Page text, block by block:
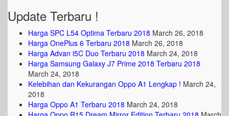
Update Terbaru !
Harga SPC L54 Optima Terbaru 2018 March 26, 2018
Harga OnePlus 6 Terbaru 2018 March 26, 2018
Harga Advan i5C Duo Terbaru 2018 March 24, 2018
Harga Samsung Galaxy J7 Prime 2018 Terbaru 2018
March 24, 2018
Kelebihan dan Kekurangan Oppo A1 Lengkap ! March 24,
2018
Harga Oppo A1 Terbaru 2018 March 24, 2018